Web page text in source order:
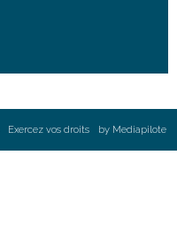
Exercez vos droits by Mediapilote